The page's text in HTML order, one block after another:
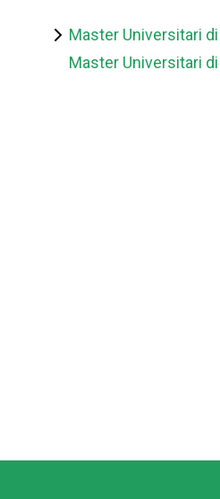
Portale
Master Universitari
Master Universitari